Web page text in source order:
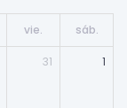
vie. sáb.
31 1